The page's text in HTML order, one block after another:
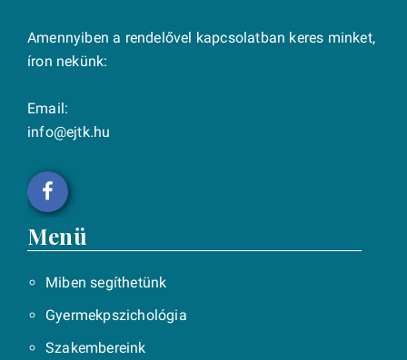
Amennyiben a rendelővel kapcsolatban keres minket,
íron nekünk:
Email:
info@ejtk.hu
Menü
Miben segíthetünk
Gyermekpszichológia
Szakembereink